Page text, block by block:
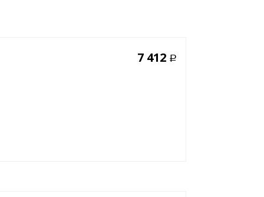
7 412 Р